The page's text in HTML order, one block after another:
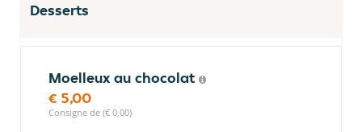
Desserts
Moelleux au chocolat
€ 5,00
Consigne de (€ 0,00)